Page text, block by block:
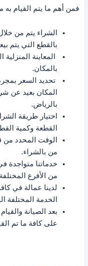
فمن أهم ما يتم القيام
الشراء يتم من
بالقطع التي يتم
المعاينة
بالمكان.
تحديد السعر
المكان بعيد عن
بالرياض.
اختيار طريقة
القطعة وكمية
الوقت المحدد من
من بالشراء.
خدماتنا
من الأفرع
لدينا عمالة في
الخدمة المختلفة
بعد الصيانة
على كافة ما تم